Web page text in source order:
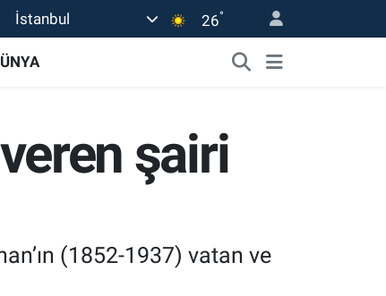
İstanbul 26°
şairi
(1852-1937) vatan ve